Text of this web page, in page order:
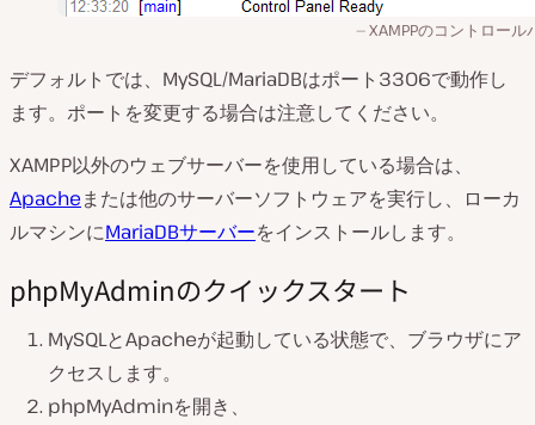
XAMPPのコントロール
デフォルトでは、MySQL/MariaDBはポート3306で動作し
ます。ポートを変更する場合は注意してください。
XAMPP以外のウェブサーバーを使用している場合は、
Apacheまたは他のサーバーソフトウェアを実行し、ローカ
ルマシンにMariaDBサーバーをインストールします。
phpMyAdminのクイックスタート
MySQLとApacheが起動している状態で、ブラウザにア
クセスします。
phpMyAdminを開き、